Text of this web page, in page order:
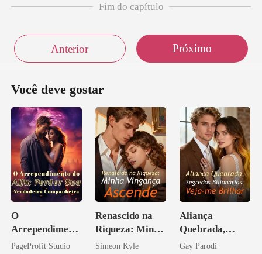
Fim do capítulo
Anterior Próximo
Você deve gostar
O
Arrependiment
o do Alfa:
PageProfit Studio
Renascido na
Riqueza: Minha
Vingança
Simeon Kyle
Aliança
Quebrada,
Segredos
Gay Parodi